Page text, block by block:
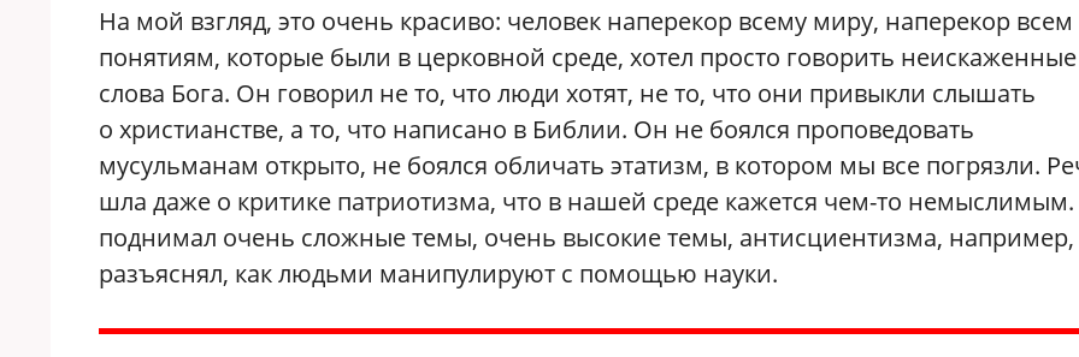
На мой взгляд, это очень красиво: человек наперекор всему миру, наперекор всем
понятиям, которые были в церковной среде, хотел просто говорить неискаженные
слова Бога. Он говорил не то, что люди хотят, не то, что они привыкли слышать
о христианстве, а то, что написано в Библии. Он не боялся проповедовать
мусульманам открыто, не боялся обличать этатизм, в котором мы все погрязли.
шла даже о критике патриотизма, что в нашей среде кажется чем-то
поднимал очень сложные темы, очень высокие темы, антисциентизма, например,
разъяснял, как людьми манипулируют с помощью науки.